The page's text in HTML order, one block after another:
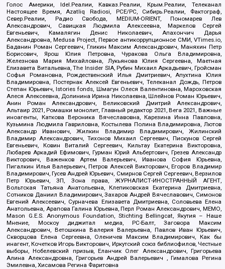
Голос Америки, Idel.Реалии, Кавказ.Реалии, Крым.Реалии, Телеканал
Настоящее Время, Azatliq Radiosi, PCE/PC, Сибирь.Реалии, Фактограф,
Север.Реалии, Радио Свобода, MEDIUM-ORIENT, Пономарев Лев
Александрович, Савицкая Людмила Алексеевна, Маркелов Сергей
Евгеньевич, Камалягин Денис Николаевич, Апахончич Дарья
Александровна, Medusa Project, Первое антикоррупционное СМИ, VTimes.io,
Баданин Роман Сергеевич, Гликин Максим Александрович, Маняхин Петр
Борисович, Ярош Юлия Петровна, Чуракова Ольга Владимировна,
Железнова Мария Михайловна, Лукьянова Юлия Сергеевна, Маетная
Елизавета Витальевна, The Insider SIA, Рубин Михаил Аркадьевич, Гройсман
Софья Романовна, Рождественский Илья Дмитриевич, Апухтина Юлия
Владимировна, Постернак Алексей Евгеньевич, Телеканал Дождь, Петров
Степан Юрьевич, Istories fonds, Шмагун Олеся Валентиновна, Мароховская
Алеся Алексеевна, Долинина Ирина Николаевна, Шлейнов Роман Юрьевич,
Анин Роман Александрович, Великовский Дмитрий Александрович,
Альтаир 2021, Ромашки монолит, Главный редактор 2021, Вега 2021, Важные
иноагенты, Каткова Вероника Вячеславовна, Карезина Инна Павловна,
Кузьмина Людмила Гавриловна, Костылева Полина Владимировна, Лютов
Александр Иванович, Жилкин Владимир Владимирович, Жилинский
Владимир Александрович, Тихонов Михаил Сергеевич, Пискунов Сергей
Евгеньевич, Ковин Виталий Сергеевич, Кильтау Екатерина Викторовна,
Любарев Аркадий Ефимович, Гурман Юрий Альбертович, Грезев Александр
Викторович, Важенков Артем Валерьевич, Иванова София Юрьевна,
Пигалкин Илья Валерьевич, Петров Алексей Викторович, Егоров Владимир
Владимирович, Гусев Андрей Юрьевич, Смирнов Сергей Сергеевич, Верзилов
Петр Юрьевич, ЗП, Зона права, ЖУРНАЛИСТ-ИНОСТРАННЫЙ АГЕНТ,
Вольтская Татьяна Анатольевна, Клепиковская Екатерина Дмитриевна,
Сотников Даниил Владимирович, Захаров Андрей Вячеславович, Симонов
Евгений Алексеевич, Сурначева Елизавета Дмитриевна, Соловьева Елена
Анатольевна, Арапова Галина Юрьевна, Перл Роман Александрович, МЕМО,
Mason G.E.S. Anonymous Foundation, Stichting Bellingcat, Якутия – Наше
Мнение, Москоу диджитал медиа, РС-Балт, Заговора Максим
Александрович, Ветошкина Валерия Валерьевна, Павлов Иван Юрьевич,
Скворцова Елена Сергеевна, Оленичев Максим Владимирович, Как бы
инагент, Кочетков Игорь Викторович, Иркутский союз библиофилов, Честные
выборы, Нобелевский призыв, Еланчик Олег Александрович, Григорьева
Алина Александровна, Григорьев Андрей Валерьевич , Гималова Регина
Эмилевна, Хисамова Регина Фаритовна